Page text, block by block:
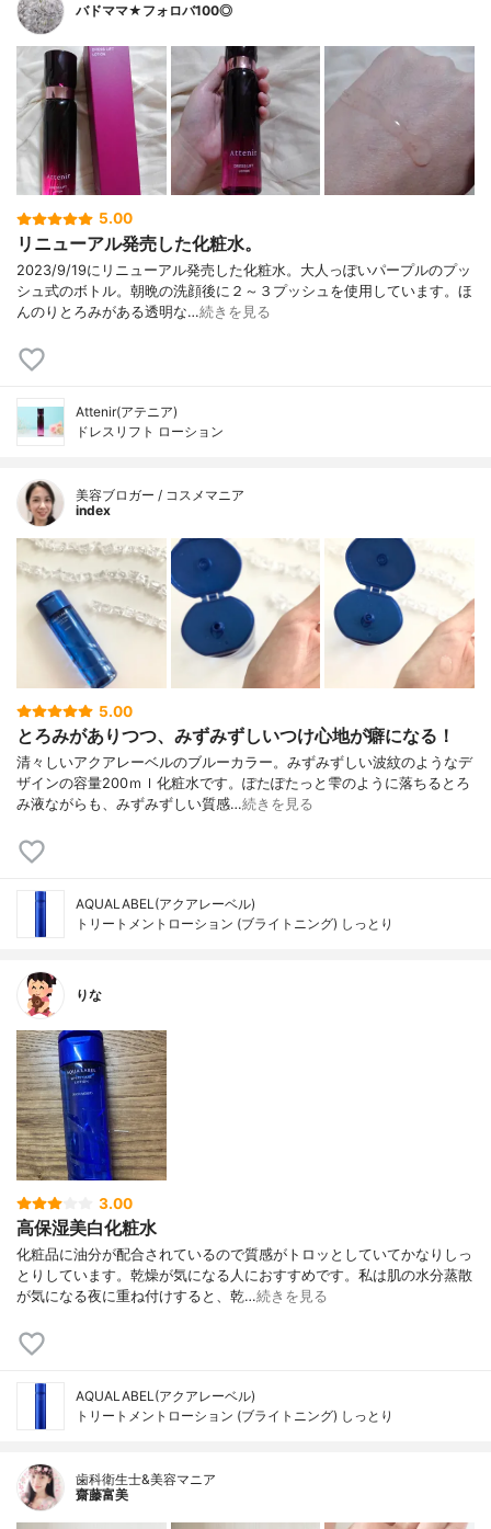
バドママ★フォロバ100◎
5.00
リニューアル発売した化粧水。
2023/9/19にリニューアル発売した化粧水。大人っぽいパープルのプッ
シュ式のボトル。朝晩の洗顔後に２～３プッシュを使用しています。ほ
んのりとろみがある透明な…続きを見る
Attenir(アテニア)
ドレスリフト ローション
美容ブロガー / コスメマニア
index
5.00
とろみがありつつ、みずみずしいつけ心地が癖になる！
清々しいアクアレーベルのブルーカラー。みずみずしい波紋のようなデ
ザインの容量200ｍｌ化粧水です。ぽたぽたっと雫のように落ちるとろ
み液ながらも、みずみずしい質感…続きを見る
AQUALABEL(アクアレーベル)
トリートメントローション (ブライトニング) しっとり
りな
3.00
高保湿美白化粧水
化粧品に油分が配合されているので質感がトロッとしていてかなりしっ
とりしています。乾燥が気になる人におすすめです。私は肌の水分蒸散
が気になる夜に重ね付けすると、乾…続きを見る
AQUALABEL(アクアレーベル)
トリートメントローション (ブライトニング) しっとり
歯科衛生士&美容マニア
齋藤富美